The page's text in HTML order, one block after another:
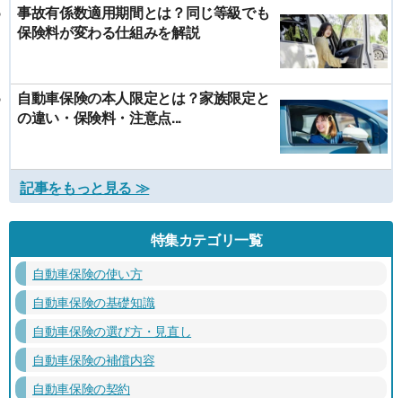
事故有係数適用期間とは？同じ等級でも
保険料が変わる仕組みを解説
自動車保険の本人限定とは？家族限定と
の違い・保険料・注意点...
記事をもっと見る ≫
特集カテゴリ一覧
自動車保険の使い方
自動車保険の基礎知識
自動車保険の選び方・見直し
自動車保険の補償内容
自動車保険の契約